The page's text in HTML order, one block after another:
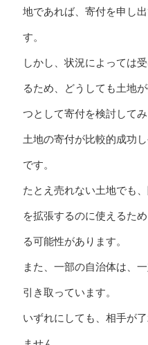
地であれば、寄付を申し
す。
しかし、状況によっては
るため、どうしても土地
つとして寄付を検討してみ
土地の寄付が比較的成功
です。
たとえ売れない土地でも
を拡張するのに使えるた
る可能性があります。
また、一部の自治体は、
引き取っています。
いずれにしても、相手が